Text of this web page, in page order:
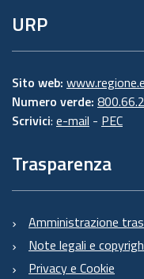
URP
Sito web:
Numero verde:
Scrivici: e-mail - PEC
Trasparenza
Amministrazione
Note legali e
Privacy e Cookie